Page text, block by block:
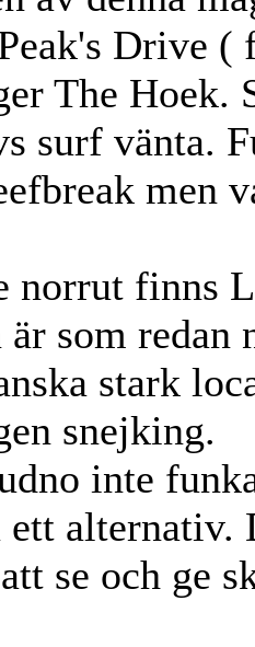
Drive
The Hoek.
surf vänta.
men
norrut finns
är som
stark
snejking.
inte
alternativ.
se och ge